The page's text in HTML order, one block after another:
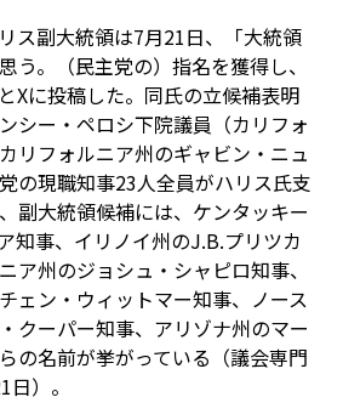
ス副大統領は7月21日、「大統領
う。（民主党の）指名を獲得し、
Xに投稿した。同氏の立候補表明
シー・ペロシ下院議員（カリフォ
リフォルニア州のギャビン・ニュ
の現職知事23人全員がハリス氏支
副大統領候補には、ケンタッキー
知事、イリノイ州のJ.B.プリツカ
ア州のジョシュ・シャピロ知事、
ェン・ウィットマー知事、ノース
クーパー知事、アリゾナ州のマー
の名前が挙がっている（議会専門
）。